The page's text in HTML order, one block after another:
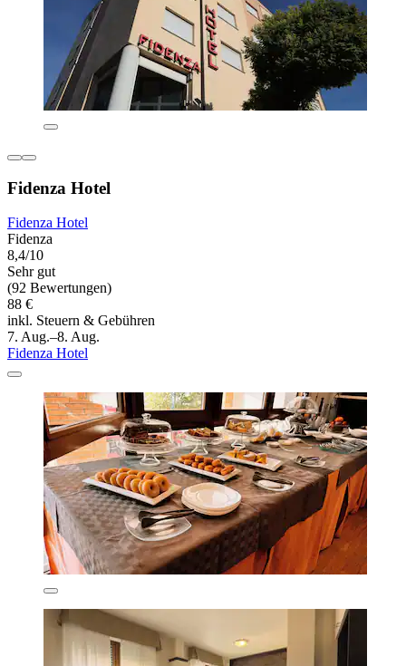
Fidenza Hotel
Fidenza Hotel
Fidenza
8,4/10
Sehr gut
(92 Bewertungen)
88 €
inkl. Steuern & Gebühren
7. Aug.–8. Aug.
Fidenza Hotel